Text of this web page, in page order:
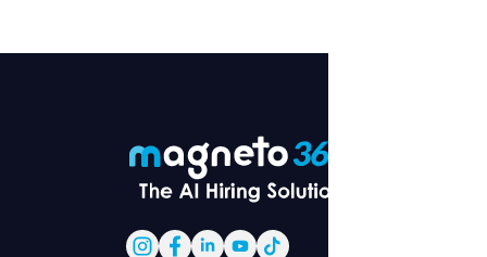
Además, a esta edición de nuestro
podcast decidimos llamarla
Makers. La cultura organizacional es
vamos a estar conociendo por qué